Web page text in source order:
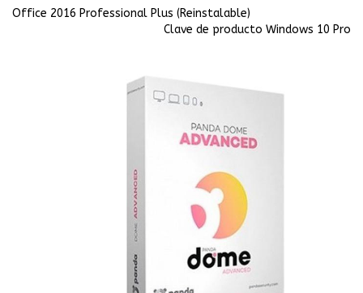
Office 2016 Professional Plus (Reinstalable)
Clave de producto Windows 10 Pro